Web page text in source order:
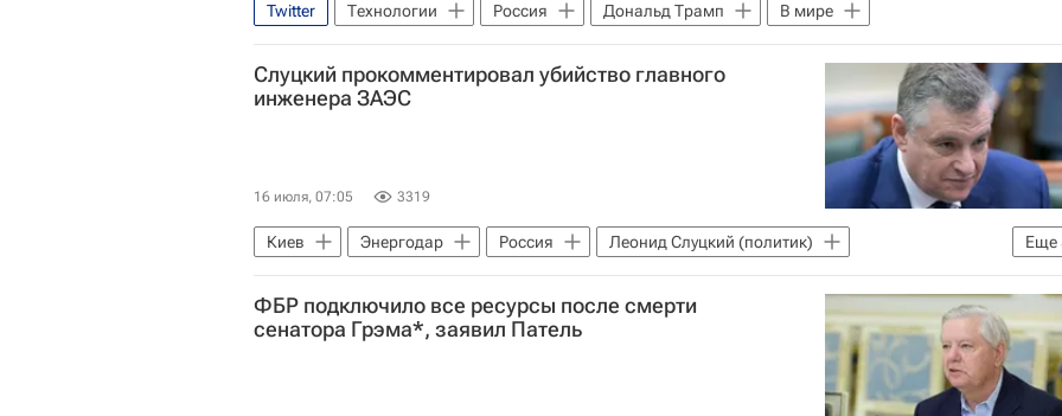
Twitter Технологии Россия Дональд Трамп В мире
Слуцкий прокомментировал убийство главного
инженера ЗАЭС
16 июля, 07:05 3319
Еще
Киев Энергодар Россия
Леонид Слуцкий (политик)
Рафаэль Гросси
Алексей Лихачев МАГАТЭ
Госдума РФ
Вооруженные силы Украины
ФБР подключило все ресурсы после смерти
сенатора Грэма*, заявил Патель